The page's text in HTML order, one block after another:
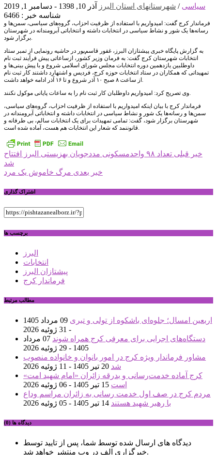
سیاسی / شهرستانهای استان البرز
آذر 10, 1398 - دسامبر 1, 2019
شناسه خبر : 6466
فرماندار کرج گفت: امیدواریم با استفاده از ظرفیت احزاب، گروه‌های سیاسی، سمن‌ها و
رسانه‌ها یک شور و نشاط سیاسی در انتخابات داشته و انتخاباتی آبرومندانه در شهرستان
برگزار شود.
به گزارش پایگاه خبری پیشتازان البرز، غفور قاسم‌پور در حاشیه رونمایی از تمبر ستاد
انتخابات شهرستان کرج گفت: به فرمان وزیر کشور، ازساعاتی پیش فرآیند ثبت نام
داوطلبین یازدهمین دوره انتخابات مجلس شورای اسلامی شروع و با پیش بینی‌ها و
تمهیداتی که همکاران در ستاد انتخابات حوزه کرج، فردیس و اشتهارد داشتند کار ثبت نام
از ساعت ۸ صبح ۱۰ آذر شروع و تا ۱۶ آذر ادامه خواهد داشت.
وی تصریح کرد: امیدواریم داوطلبان کار ثبت نام را به ساعات پایانی موکول نکنند.
فرماندار کرج با بیان اینکه امیدواریم با استفاده از ظرفیت احزاب، گروه‌های سیاسی،
سمن‌ها و رسانه‌ها یک شور و نشاط سیاسی در انتخابات داشته و انتخاباتی آبرومندانه در
شهرستان برگزار شود، گفت: تمامی تمهیدات برای یک انتخابات سالم، بی طرفانه و
قانوننمد که شعار این انتخابات هم هست، آماده شده است.
راهبری
نوشته
خبر قبلی
تعداد ۹۸ واحدمسکونی مددجویان بهزیستی البرز افتتاح
شد
خبر بعدی مرگ خاموش یک مرد
اشتراک گذاری
برچسب ها
البرز
انتخابات
پیشتازان البرز
فرماندار کرج
مطالب مرتبط
اربعین امسال؛ جلوه‌ای باشکوه از تولی و تبری
09 مرداد 1405
- 31 ژوئیه 2026
دستگاه‌های اجرایی برای معرفی کرج همراه شوند
07 مرداد
1405 - 29 ژوئیه 2026
مشاور فرماندار ویژه کرج در امور بانوان و خانواده منصوب
شد 20 تیر 1405 - 11 ژوئیه 2026
کرج آماده خدمت‌رسانی و بدرقه زائران «امام شهید امت»
است 15 تیر 1405 - 06 ژوئیه 2026
مردم کرج در صف اول خدمت رسانی به زائران مراسم وداع
با رهبر شهید هستند 14 تیر 1405 - 05 ژوئیه 2026
دیدگاه ها (0)
دیدگاه های ارسال شده توسط شما، پس از تایید توسط
خبرگزاری الف در وب منتشر خواهد شد.